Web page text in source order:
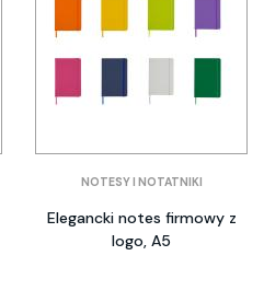
NOTESY I NOTATNIKI
Elegancki notes firmowy z
logo, A5